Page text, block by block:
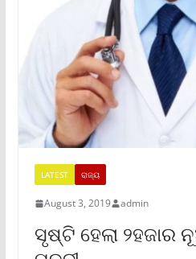
LATEST ରାଜ୍ୟ
August 3, 2019 admin
ସୃଷ୍ଟି ହେଲା ୨ହଜାର